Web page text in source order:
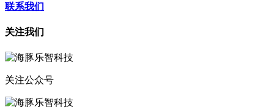
联系我们
关注我们
关注公众号